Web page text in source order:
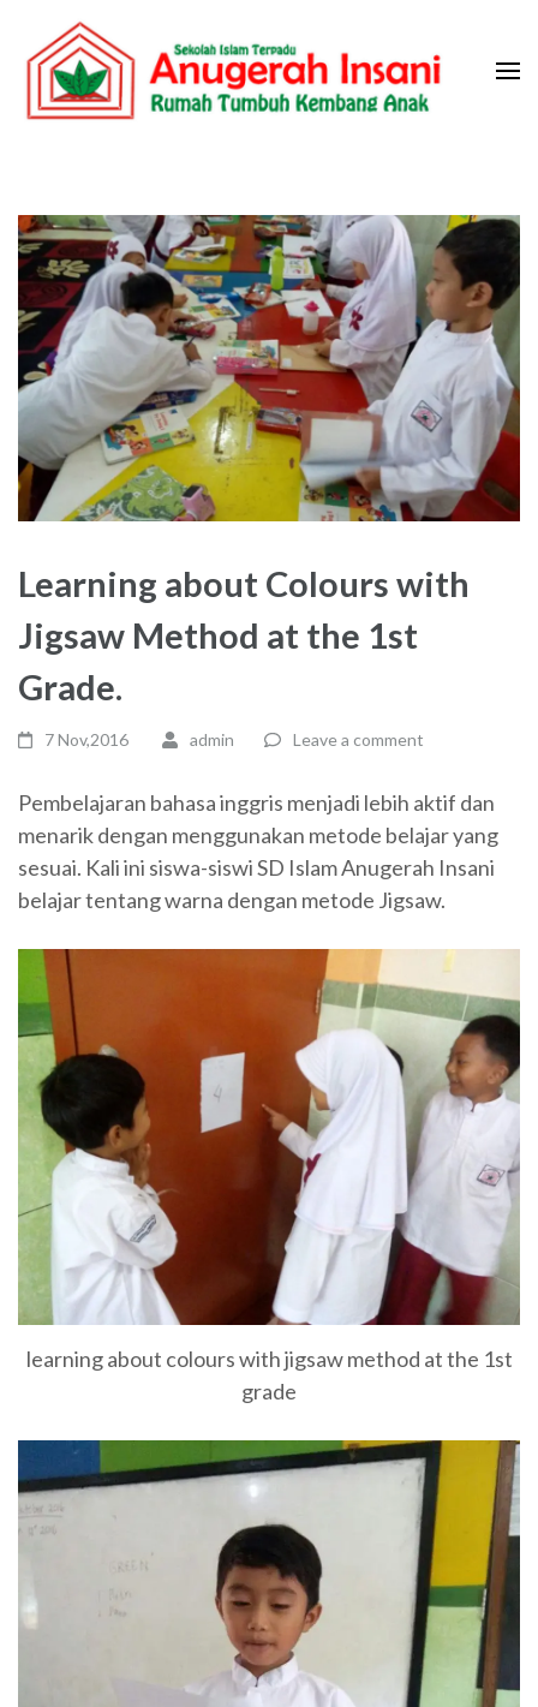
content
(Press
Learning about Colours with
Jigsaw Method at the 1st
Grade.
7 Nov,2016 admin Leave a comment
Pembelajaran bahasa inggris menjadi lebih aktif dan
menarik dengan menggunakan metode belajar yang
sesuai. Kali ini siswa-siswi SD Islam Anugerah Insani
belajar tentang warna dengan metode Jigsaw.
learning about colours with jigsaw method at the 1st
grade